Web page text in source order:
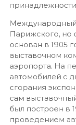
Парижского, но
основан в 1905
выставочном
аэропорта. На
автомобилей с
сгорания
сам
был построен в
проведением